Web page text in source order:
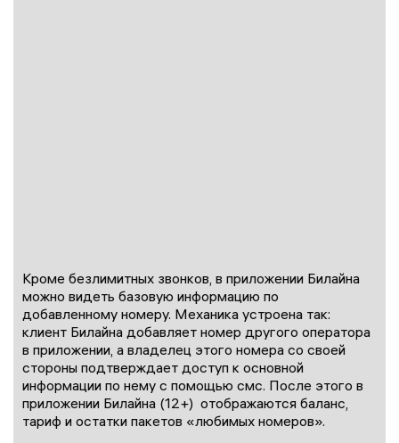
Кроме безлимитных звонков, в приложении Билайна
можно видеть базовую информацию по
добавленному номеру. Механика устроена так:
клиент Билайна добавляет номер другого оператора
в приложении, а владелец этого номера со своей
стороны подтверждает доступ к основной
информации по нему с помощью смс. После этого в
приложении Билайна (12+) отображаются баланс,
тариф и остатки пакетов «любимых номеров».